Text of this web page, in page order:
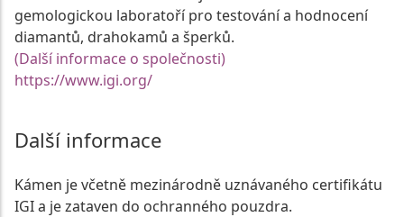
gemologickou laboratoří pro testování a hodnocení
diamantů, drahokamů a šperků.
(Další informace o společnosti)
https://www.igi.org/
Další informace
Kámen je včetně mezinárodně uznávaného certifikátu
IGI a je zataven do ochranného pouzdra.